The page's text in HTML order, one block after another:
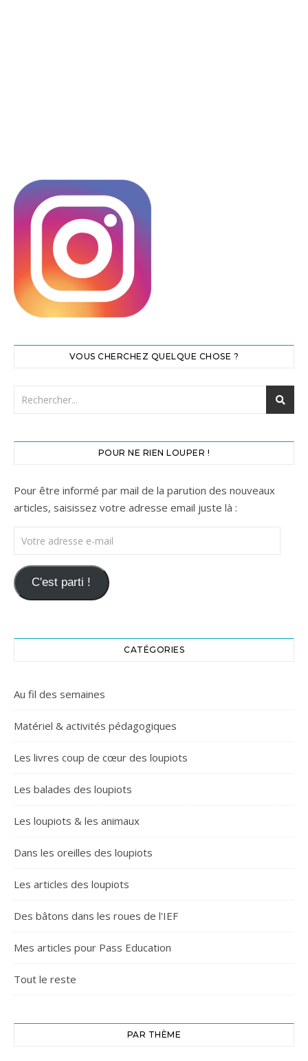
VOUS CHERCHEZ QUELQUE CHOSE ?
POUR NE RIEN LOUPER !
Pour être informé par mail de la parution des nouveaux
articles, saisissez votre adresse email juste là :
Votre adresse e-mail
C'est parti !
CATÉGORIES
Au fil des semaines
Matériel & activités pédagogiques
Les livres coup de cœur des loupiots
Les balades des loupiots
Les loupiots & les animaux
Dans les oreilles des loupiots
Les articles des loupiots
Des bâtons dans les roues de l'IEF
Mes articles pour Pass Education
Tout le reste
PAR THÈME